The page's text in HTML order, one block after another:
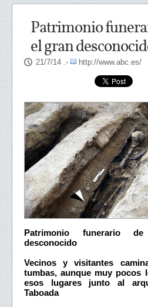
Patrimonio
el gran
21/7/14 .- http://www.abc.es/
Patrimonio funerario
desconocido
Vecinos y visitantes
tumbas, aunque muy pocos
esos lugares junto al
Taboada